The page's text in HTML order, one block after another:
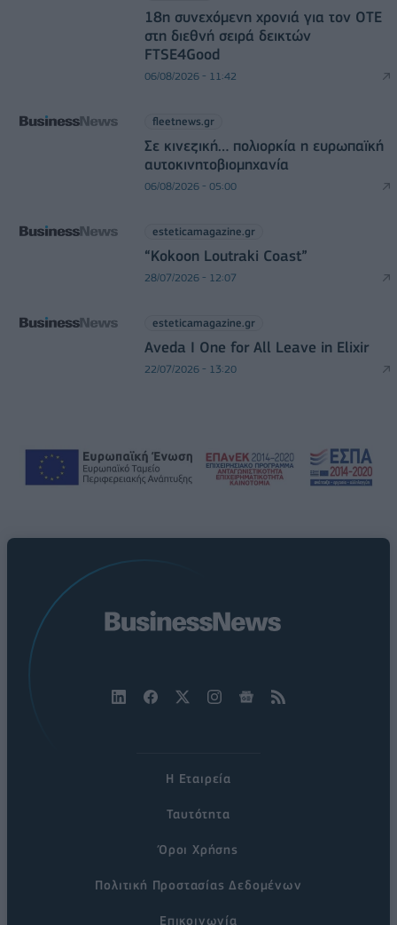
18η συνεχόμενη χρονιά για τον ΟΤΕ
στη διεθνή σειρά δεικτών
FTSE4Good
06/08/2026 - 11:42
fleetnews.gr
Σε κινεζική… πολιορκία η ευρωπαϊκή
αυτοκινητοβιομηχανία
06/08/2026 - 05:00
esteticamagazine.gr
“Kokoon Loutraki Coast”
28/07/2026 - 12:07
esteticamagazine.gr
Aveda I One for All Leave in Elixir
22/07/2026 - 13:20
Η Εταιρεία
Ταυτότητα
Όροι Χρήσης
Πολιτική Προστασίας Δεδομένων
Επικοινωνία